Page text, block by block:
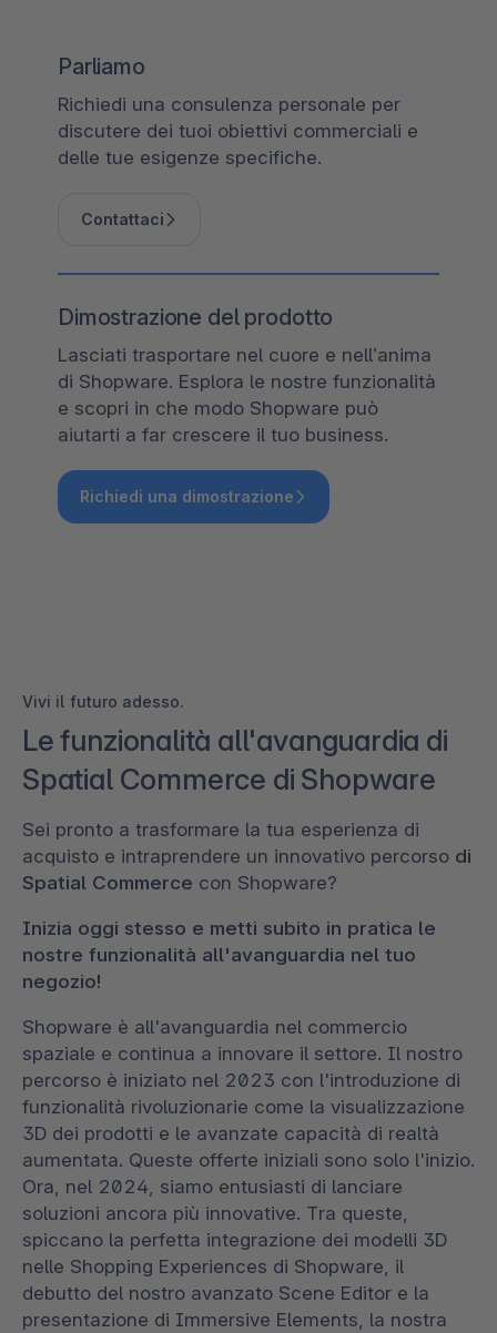
Parliamo
Richiedi una consulenza personale per
discutere dei tuoi obiettivi commerciali e
delle tue esigenze specifiche.
Contattaci
Dimostrazione del prodotto
Lasciati trasportare nel cuore e nell’anima
di Shopware. Esplora le nostre funzionalità
e scopri in che modo Shopware può
aiutarti a far crescere il tuo business.
Richiedi una dimostrazione
Vivi il futuro adesso.
Le funzionalità all'avanguardia di
Spatial Commerce di Shopware
Sei pronto a trasformare la tua esperienza di
acquisto e intraprendere un innovativo percorso di
Spatial Commerce con Shopware?
Inizia oggi stesso e metti subito in pratica le
nostre funzionalità all'avanguardia nel tuo
negozio!
Shopware è all'avanguardia nel commercio
spaziale e continua a innovare il settore. Il nostro
percorso è iniziato nel 2023 con l'introduzione di
funzionalità rivoluzionarie come la visualizzazione
3D dei prodotti e le avanzate capacità di realtà
aumentata. Queste offerte iniziali sono solo l'inizio.
Ora, nel 2024, siamo entusiasti di lanciare
soluzioni ancora più innovative. Tra queste,
spiccano la perfetta integrazione dei modelli 3D
nelle Shopping Experiences di Shopware, il
debutto del nostro avanzato Scene Editor e la
presentazione di Immersive Elements, la nostra